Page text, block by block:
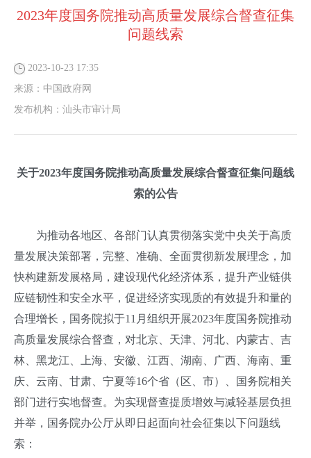
2023年度国务院推动高质量发展综合督查征集
问题线索
2023-10-23 17:35
来源： 中国政府网
发布机构： 汕头市审计局
关于2023年度国务院推动高质量发展综合督查征集问题线
索的公告
为推动各地区、各部门认真贯彻落实党中央关于高质
量发展决策部署，完整、准确、全面贯彻新发展理念，加
快构建新发展格局，建设现代化经济体系，提升产业链供
应链韧性和安全水平，促进经济实现质的有效提升和量的
合理增长，国务院拟于11月组织开展2023年度国务院推动
高质量发展综合督查，对北京、天津、河北、内蒙古、吉
林、黑龙江、上海、安徽、江西、湖南、广西、海南、重
庆、云南、甘肃、宁夏等16个省（区、市）、国务院相关
部门进行实地督查。为实现督查提质增效与减轻基层负担
并举，国务院办公厅从即日起面向社会征集以下问题线
索：